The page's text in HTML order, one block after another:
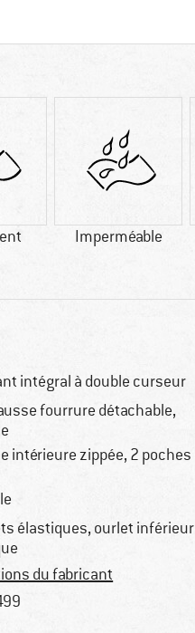
Imperméable
intégral à double curseur
fourrure détachable,
intérieure zippée, 2 poches
élastiques, ourlet inférieur
du fabricant